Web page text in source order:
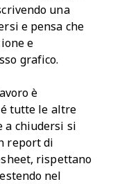
una
e pensa che
e
grafico.
è
tutte le altre
a chiudersi si
report di
rispettano
nel